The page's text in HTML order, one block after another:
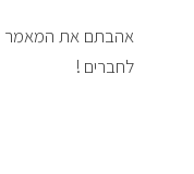
אהבתם את המאמר
לחברים !